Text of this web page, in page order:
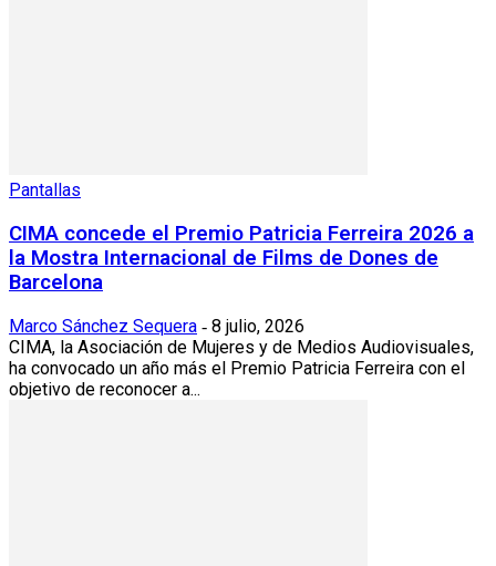
Pantallas
CIMA concede el Premio Patricia Ferreira 2026 a
la Mostra Internacional de Films de Dones de
Barcelona
Marco Sánchez Sequera - 8 julio, 2026
CIMA, la Asociación de Mujeres y de Medios Audiovisuales,
ha convocado un año más el Premio Patricia Ferreira con el
objetivo de reconocer a...